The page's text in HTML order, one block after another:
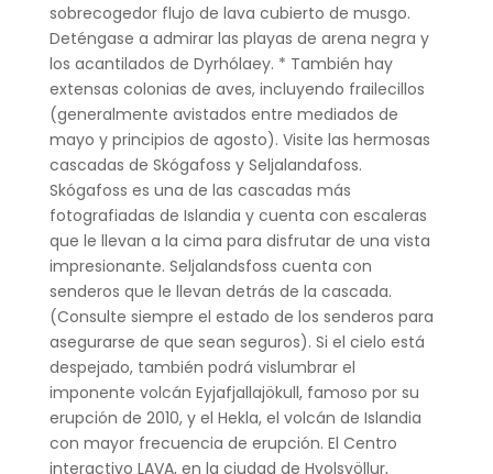
sobrecogedor flujo de lava cubierto de musgo.
Deténgase a admirar las playas de arena negra y
los acantilados de Dyrhólaey. * También hay
extensas colonias de aves, incluyendo frailecillos
(generalmente avistados entre mediados de
mayo y principios de agosto). Visite las hermosas
cascadas de Skógafoss y Seljalandafoss.
Skógafoss es una de las cascadas más
fotografiadas de Islandia y cuenta con escaleras
que le llevan a la cima para disfrutar de una vista
impresionante. Seljalandsfoss cuenta con
senderos que le llevan detrás de la cascada.
(Consulte siempre el estado de los senderos para
asegurarse de que sean seguros). Si el cielo está
despejado, también podrá vislumbrar el
imponente volcán Eyjafjallajökull, famoso por su
erupción de 2010, y el Hekla, el volcán de Islandia
con mayor frecuencia de erupción. El Centro
interactivo LAVA, en la ciudad de Hvolsvöllur,